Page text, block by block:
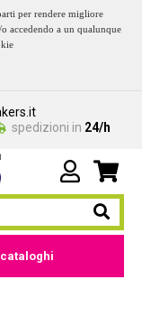
per rendere migliore
accedendo a un qualunque
spedizioni in 24/h